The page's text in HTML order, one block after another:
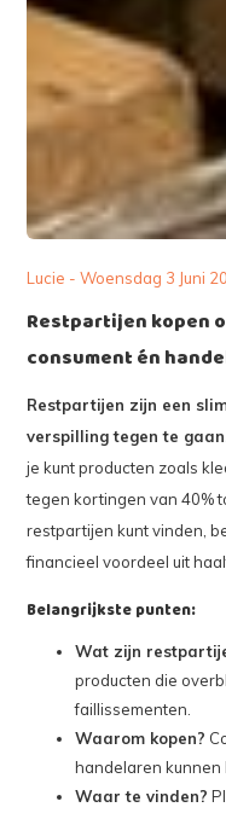
Lucie - Woensdag 3 Juni
Restpartijen kopen
consument én
Restpartijen zijn een
verspilling tegen te
je kunt producten zoals
tegen kortingen van 40%
restpartijen kunt vinden,
financieel voordeel uit
Belangrijkste punten:
Wat zijn
producten die
faillissementen.
Waarom kopen?
handelaren kunnen
Waar te vinden?